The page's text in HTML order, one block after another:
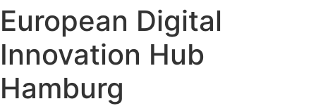
European Digital
Innovation Hub
Hamburg